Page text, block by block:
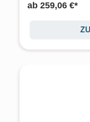
ab 259,06 €*